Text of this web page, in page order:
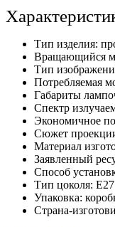
Тип изделия:
Вращающийся
Тип
Потребляемая
Габариты
Спектр
Экономичное
Сюжет
Материал
Заявленный
Способ
Тип цоколя: E27
Упаковка:
Страна-